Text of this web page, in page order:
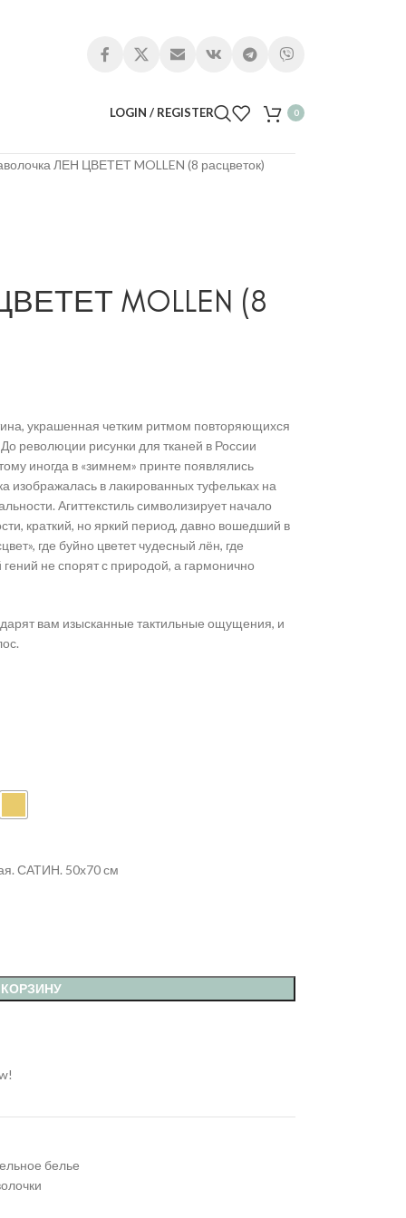
LOGIN / REGISTER 0
ЛЕН ЦВЕТЕТ MOLLEN (8 расцветок)
MOLLEN (8
украшенная четким ритмом повторяющихся
революции рисунки для тканей в России
иногда в «зимнем» принте появлялись
изображалась в лакированных туфельках на
Агиттекстиль символизирует начало
краткий, но яркий период, давно вошедший в
где буйно цветет чудесный лён, где
не спорят с природой, а гармонично
вам изысканные тактильные ощущения, и
САТИН. 50х70 см
КОРЗИНУ
белье